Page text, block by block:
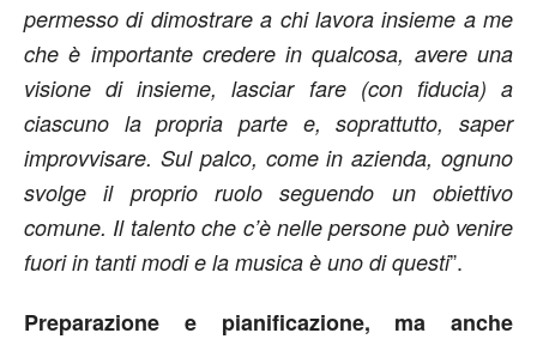
permesso di dimostrare a chi lavora insieme a me
che è importante credere in qualcosa, avere una
visione di insieme, lasciar fare (con fiducia) a
ciascuno la propria parte e, soprattutto, saper
improvvisare. Sul palco, come in azienda, ognuno
svolge il proprio ruolo seguendo un obiettivo
comune. Il talento che c’è nelle persone può venire
fuori in tanti modi e la musica è uno di questi”.
Preparazione e pianificazione, ma anche